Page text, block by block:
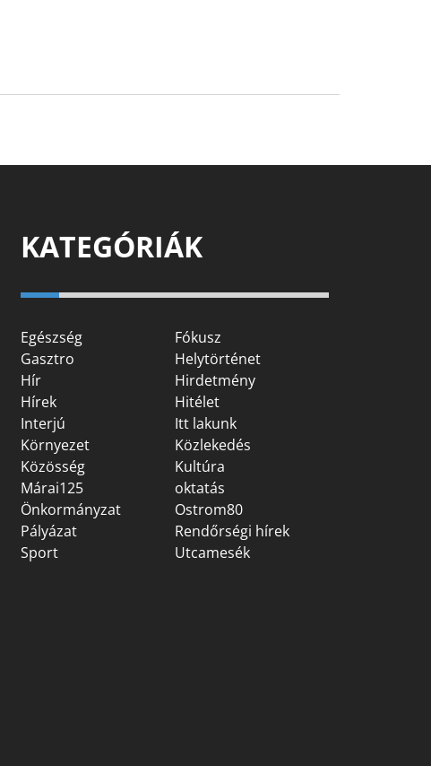
KATEGÓRIÁK
Egészség
Fókusz
Gasztro
Helytörténet
Hír
Hirdetmény
Hírek
Hitélet
Interjú
Itt lakunk
Környezet
Közlekedés
Közösség
Kultúra
Márai125
oktatás
Önkormányzat
Ostrom80
Pályázat
Rendőrségi hírek
Sport
Utcamesék